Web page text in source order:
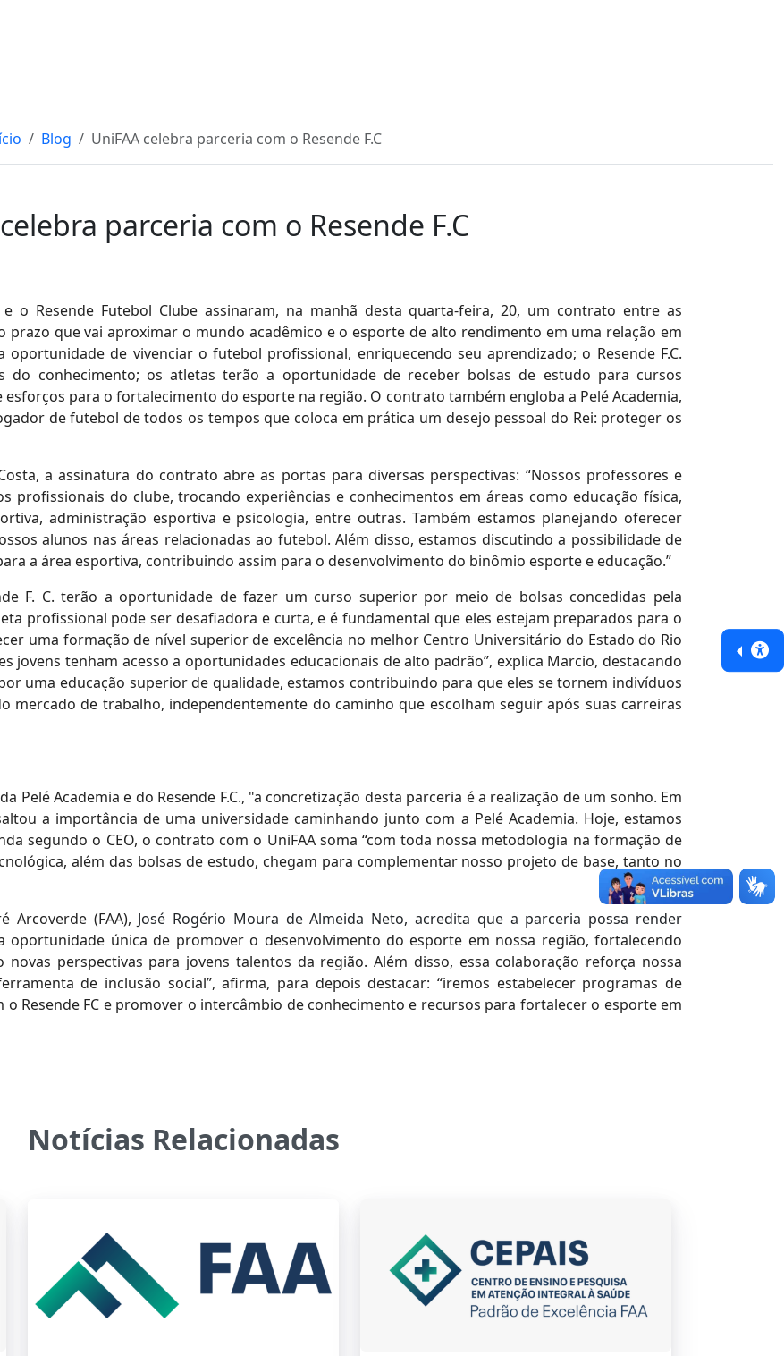
Blog UniFAA celebra parceria com o Resende F.C
parceria com o Resende F.C
o Resende Futebol Clube assinaram, na manhã desta quarta-feira, 20, um contrato entre as
prazo que vai aproximar o mundo acadêmico e o esporte de alto rendimento em uma relação em
de vivenciar o futebol profissional, enriquecendo seu aprendizado; o Resende F.C.
do conhecimento; os atletas terão a oportunidade de receber bolsas de estudo para cursos
esforços para o fortalecimento do esporte na região. O contrato também engloba a Pelé Academia,
de futebol de todos os tempos que coloca em prática um desejo pessoal do Rei: proteger os
a assinatura do contrato abre as portas para diversas perspectivas: “Nossos professores e
do clube, trocando experiências e conhecimentos em áreas como educação física,
administração esportiva e psicologia, entre outras. Também estamos planejando oferecer
alunos nas áreas relacionadas ao futebol. Além disso, estamos discutindo a possibilidade de
a área esportiva, contribuindo assim para o desenvolvimento do binômio esporte e educação.”
F. C. terão a oportunidade de fazer um curso superior por meio de bolsas concedidas pela
profissional pode ser desafiadora e curta, e é fundamental que eles estejam preparados para o
uma formação de nível superior de excelência no melhor Centro Universitário do Estado do Rio
jovens tenham acesso a oportunidades educacionais de alto padrão”, explica Marcio, destacando
uma educação superior de qualidade, estamos contribuindo para que eles se tornem indivíduos
mercado de trabalho, independentemente do caminho que escolham seguir após suas carreiras
Pelé Academia e do Resende F.C., "a concretização desta parceria é a realização de um sonho. Em
a importância de uma universidade caminhando junto com a Pelé Academia. Hoje, estamos
segundo o CEO, o contrato com o UniFAA soma “com toda nossa metodologia na formação de
além das bolsas de estudo, chegam para complementar nosso projeto de base, tanto no
Arcoverde (FAA), José Rogério Moura de Almeida Neto, acredita que a parceria possa render
oportunidade única de promover o desenvolvimento do esporte em nossa região, fortalecendo
perspectivas para jovens talentos da região. Além disso, essa colaboração reforça nossa
de inclusão social”, afirma, para depois destacar: “iremos estabelecer programas de
Resende FC e promover o intercâmbio de conhecimento e recursos para fortalecer o esporte em
Notícias Relacionadas